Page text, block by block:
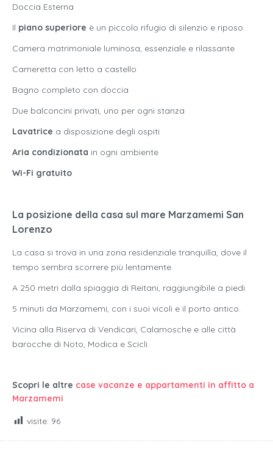
Doccia Esterna
Il piano superiore è un piccolo rifugio di silenzio e riposo.
Camera matrimoniale luminosa, essenziale e rilassante
Cameretta con letto a castello
Bagno completo con doccia
Due balconcini privati, uno per ogni stanza
Lavatrice a disposizione degli ospiti
Aria condizionata in ogni ambiente
Wi-Fi gratuito
La posizione della casa sul mare Marzamemi San
Lorenzo
La casa si trova in una zona residenziale tranquilla, dove il
tempo sembra scorrere più lentamente.
A 250 metri dalla spiaggia di Reitani, raggiungibile a piedi.
5 minuti da Marzamemi, con i suoi vicoli e il porto antico.
Vicina alla Riserva di Vendicari, Calamosche e alle città
barocche di Noto, Modica e Scicli.
Scopri le altre case vacanze e appartamenti in affitto a
Marzamemi
visite: 96